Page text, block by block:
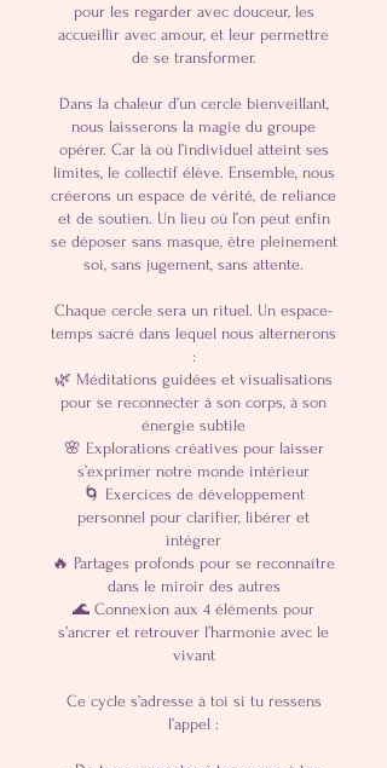
pour les regarder avec douceur, les
accueillir avec amour, et leur permettre
de se transformer.
Dans la chaleur d’un cercle bienveillant,
nous laisserons la magie du groupe
opérer. Car là où l’individuel atteint ses
limites, le collectif élève. Ensemble, nous
créerons un espace de vérité, de reliance
et de soutien. Un lieu où l’on peut enfin
se déposer sans masque, être pleinement
soi, sans jugement, sans attente.
Chaque cercle sera un rituel. Un espace-
temps sacré dans lequel nous alternerons
:
🌿 Méditations guidées et visualisations
pour se reconnecter à son corps, à son
énergie subtile
🌸 Explorations créatives pour laisser
s’exprimer notre monde intérieur
🌀 Exercices de développement
personnel pour clarifier, libérer et
intégrer
🔥 Partages profonds pour se reconnaître
dans le miroir des autres
🌊 Connexion aux 4 éléments pour
s’ancrer et retrouver l’harmonie avec le
vivant
Ce cycle s’adresse à toi si tu ressens
l’appel :